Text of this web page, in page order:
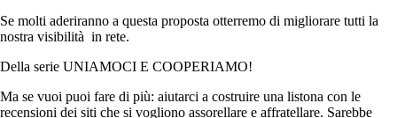
Se molti aderiranno a questa proposta otterremo di migliorare tutti la
nostra visibilità in rete.
Della serie UNIAMOCI E COOPERIAMO!
Ma se vuoi puoi fare di più: aiutarci a costruire una listona con le
recensioni dei siti che si vogliono assorellare e affratellare. Sarebbe